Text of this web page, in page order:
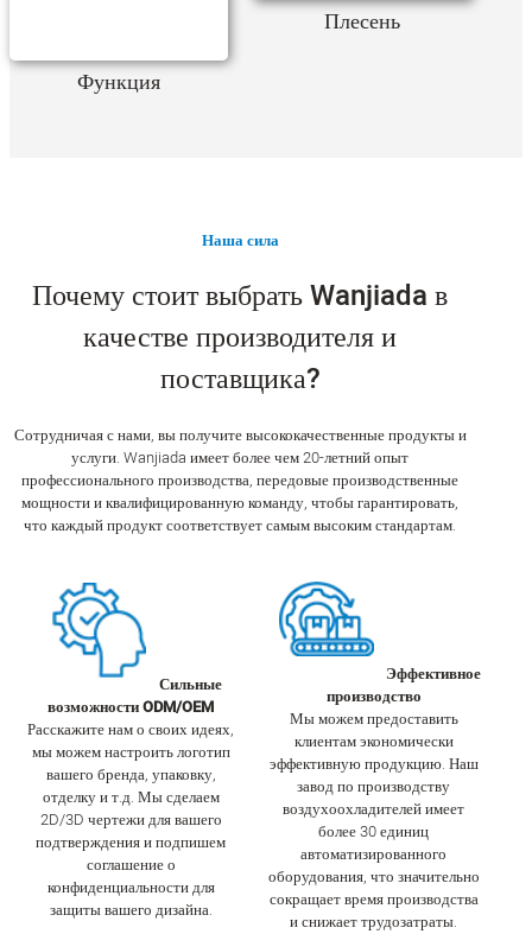
Функция
Плесень
Наша сила
Почему стоит выбрать Wanjiada в
качестве производителя и
поставщика?
Сотрудничая с нами, вы получите высококачественные продукты и
услуги. Wanjiada имеет более чем 20-летний опыт
профессионального производства, передовые производственные
мощности и квалифицированную команду, чтобы гарантировать,
что каждый продукт соответствует самым высоким стандартам.
Сильные
возможности ODM/OEM
Расскажите нам о своих идеях,
мы можем настроить логотип
вашего бренда, упаковку,
отделку и т.д. Мы сделаем
2D/3D чертежи для вашего
подтверждения и подпишем
соглашение о
конфиденциальности для
защиты вашего дизайна.
Эффективное
производство
Мы можем предоставить
клиентам экономически
эффективную продукцию. Наш
завод по производству
воздухоохладителей имеет
более 30 единиц
автоматизированного
оборудования, что значительно
сокращает время производства
и снижает трудозатраты.